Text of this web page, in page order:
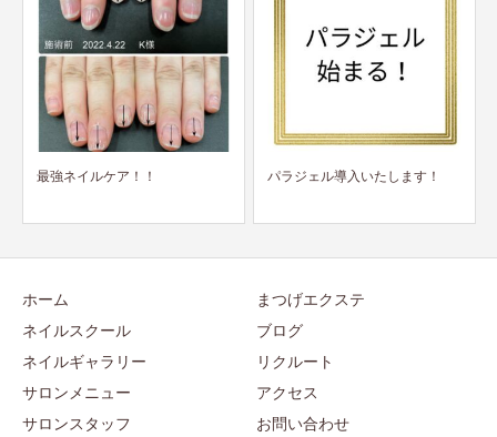
パラジェル導入いたします！ お待たせいたしました！
ホーム
ネイルスクール
ネイルギャラリー
サロンメニュー
サロンスタッフ
まつげエクステ
ブログ
リクルート
アクセス
お問い合わせ